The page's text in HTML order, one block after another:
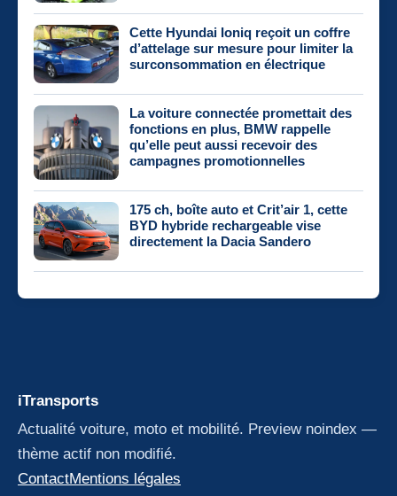
Cette Hyundai Ioniq reçoit un coffre
d’attelage sur mesure pour limiter la
surconsommation en électrique
La voiture connectée promettait des
fonctions en plus, BMW rappelle
qu’elle peut aussi recevoir des
campagnes promotionnelles
175 ch, boîte auto et Crit’air 1, cette
BYD hybride rechargeable vise
directement la Dacia Sandero
iTransports
Actualité voiture, moto et mobilité. Preview noindex —
thème actif non modifié.
ContactMentions légales